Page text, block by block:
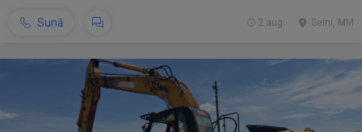
Sună Seini, MM
2 aug.